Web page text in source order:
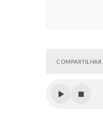
COMPARTILHAR